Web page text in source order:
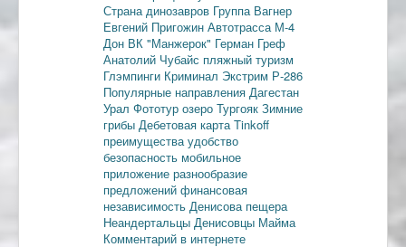
Страна динозавров Группа Вагнер
Евгений Пригожин Автотрасса М-4
Дон ВК "Манжерок" Герман Греф
Анатолий Чубайс пляжный туризм
Глэмпинги Криминал Экстрим Р-286
Популярные направления Дагестан
Урал Фототур озеро Тургояк Зимние
грибы Дебетовая карта Tinkoff
преимущества удобство
безопасность мобильное
приложение разнообразие
предложений финансовая
независимость Денисова пещера
Неандертальцы Денисовцы Майма
Комментарий в интернете